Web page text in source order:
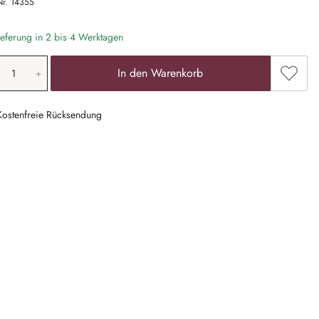
in 2 bis 4 Werktagen
Anzahl: Gib den gewünschten
In den Warenkorb Zum
Rücksendung